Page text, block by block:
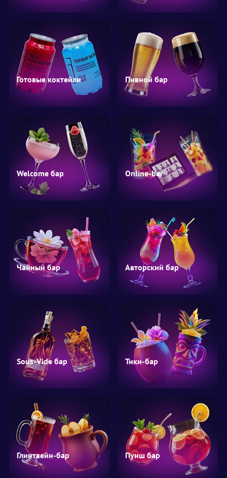
Готовые коктейли Пивной бар
Welcome бар Online-bar
Чайный бар Авторский бар
Sous-Vide бар Тики-бар
Глинтвейн-бар Пунш бар